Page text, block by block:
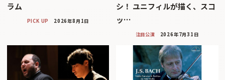
ラム
PICK UP 2026年8月1日
シ！ ユニフィルが描く、スコ
ッ…
注目公演 2026年7月31日